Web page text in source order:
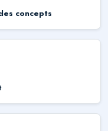
concepts